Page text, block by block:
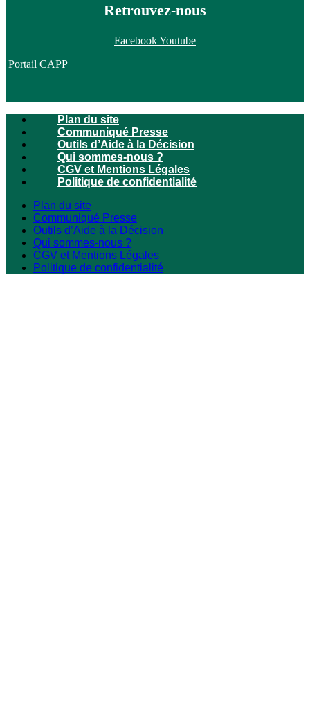
Retrouvez-nous
FacebookYoutube
Portail CAPP
Plan du site
Communiqué Presse
Outils d’Aide à la Décision
Qui sommes-nous ?
CGV et Mentions Légales
Politique de confidentialité
Plan du site
Communiqué Presse
Outils d’Aide à la Décision
Qui sommes-nous ?
CGV et Mentions Légales
Politique de confidentialité